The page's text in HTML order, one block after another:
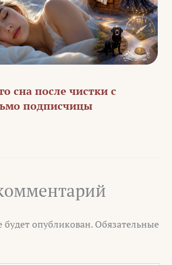
сна после чистки с
подписчицы
опубликован. Обязательные